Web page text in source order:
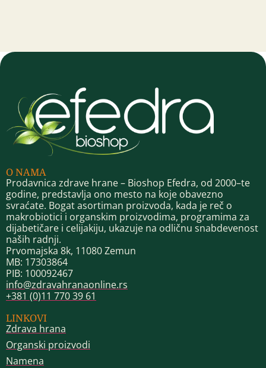
O NAMA
Prodavnica zdrave hrane – Bioshop Efedra, od 2000–te
godine, predstavlja ono mesto na koje obavezno
svraćate. Bogat asortiman proizvoda, kada je reč o
makrobiotici i organskim proizvodima, programima za
dijabetičare i celijakiju, ukazuje na odličnu snabdevenost
naših radnji.
Prvomajska 8k, 11080 Zemun
MB: 17303864
PIB: 100092467
info@zdravahranaonline.rs
+381 (0)11 770 39 61
LINKOVI
Zdrava hrana
Organski proizvodi
Namena